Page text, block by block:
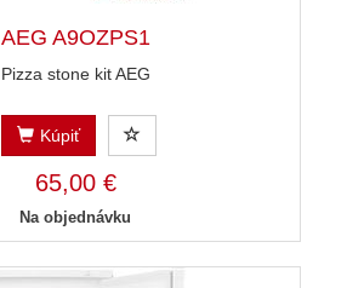
AEG A9OZPS1
Pizza stone kit AEG
Kúpiť
65,00 €
Na objednávku